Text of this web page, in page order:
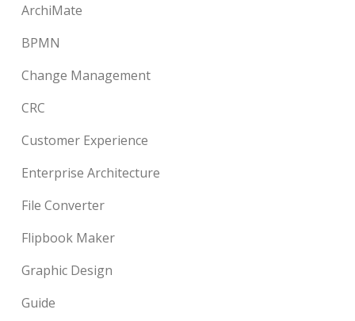
ArchiMate
BPMN
Change Management
CRC
Customer Experience
Enterprise Architecture
File Converter
Flipbook Maker
Graphic Design
Guide